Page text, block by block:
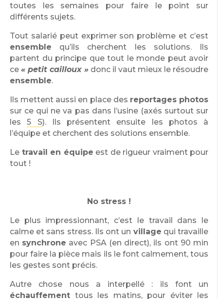
toutes les semaines pour faire le point sur
différents sujets.
Tout salarié peut exprimer son problème et c’est
ensemble qu’ils cherchent les solutions. Ils
partent du principe que tout le monde peut avoir
ce « petit cailloux » donc il vaut mieux le résoudre
ensemble.
Ils mettent aussi en place des reportages photos
sur ce qui ne va pas dans l’usine (axés surtout sur
les5 S). Ils présentent ensuite les photos à
l’équipe et cherchent des solutions ensemble.
Le travail en équipe est de rigueur vraiment pour
tout !
No stress !
Le plus impressionnant, c’est le travail dans le
calme et sans stress. Ils ont un village qui travaille
en synchrone avec PSA (en direct), ils ont 90 min
pour faire la pièce mais ils le font calmement, tous
les gestes sont précis.
Autre chose nous a interpellé : ils font un
échauffement tous les matins, pour éviter les